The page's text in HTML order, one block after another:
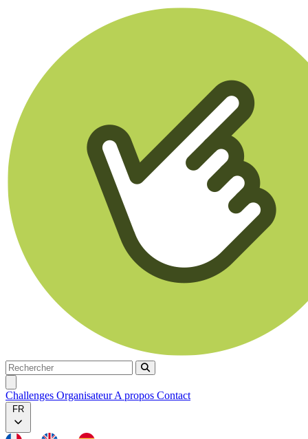
Rechercher
Rechercher
Challenges OrganisateurA propos Contact
FR